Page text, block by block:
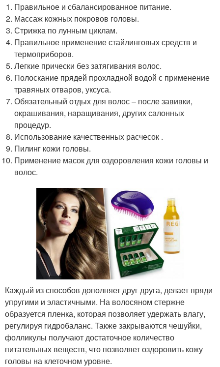
Правильное и сбалансированное питание.
Массаж кожных покровов головы.
Стрижка по лунным циклам.
Правильное применение стайлинговых средств и
термоприборов.
Легкие прически без затягивания волос.
Полоскание прядей прохладной водой с применение
травяных отваров, уксуса.
Обязательный отдых для волос – после завивки,
окрашивания, наращивания, других салонных
процедур.
Использование качественных расчесок .
Пилинг кожи головы.
Применение масок для оздоровления кожи головы и
волос.
Каждый из способов дополняет друг друга, делает пряди
упругими и эластичными. На волосяном стержне
образуется пленка, которая позволяет удержать влагу,
регулируя гидробаланс. Также закрываются чешуйки,
фолликулы получают достаточное количество
питательных веществ, что позволяет оздоровить кожу
головы на клеточном уровне.